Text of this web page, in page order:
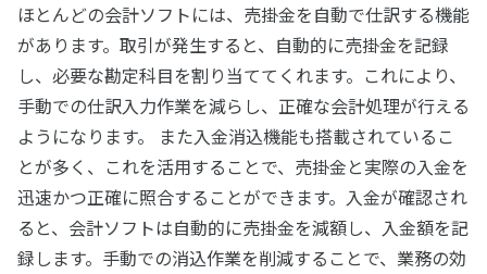
ほとんどの会計ソフトには、売掛金を自動で仕訳する機能
があります。取引が発生すると、自動的に売掛金を記録
し、必要な勘定科目を割り当ててくれます。これにより、
手動での仕訳入力作業を減らし、正確な会計処理が行える
ようになります。 また入金消込機能も搭載されているこ
とが多く、これを活用することで、売掛金と実際の入金を
迅速かつ正確に照合することができます。入金が確認され
ると、会計ソフトは自動的に売掛金を減額し、入金額を記
録します。手動での消込作業を削減することで、業務の効